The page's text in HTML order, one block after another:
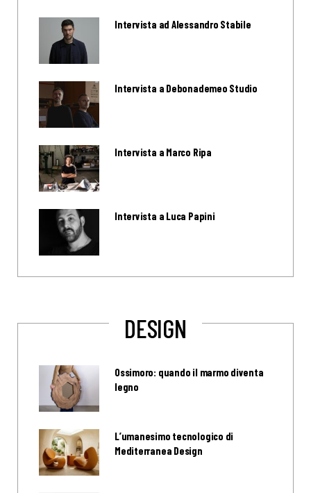
Intervista ad Alessandro Stabile
Intervista a Debonademeo Studio
Intervista a Marco Ripa
Intervista a Luca Papini
DESIGN
Ossimoro: quando il marmo diventa
legno
L’umanesimo tecnologico di
Mediterranea Design